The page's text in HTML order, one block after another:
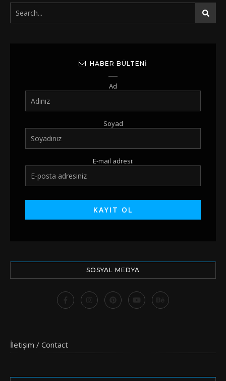
HABER BÜLTENI
Ad
Soyad
E-mail adresi:
SOSYAL MEDYA
İletişim / Contact